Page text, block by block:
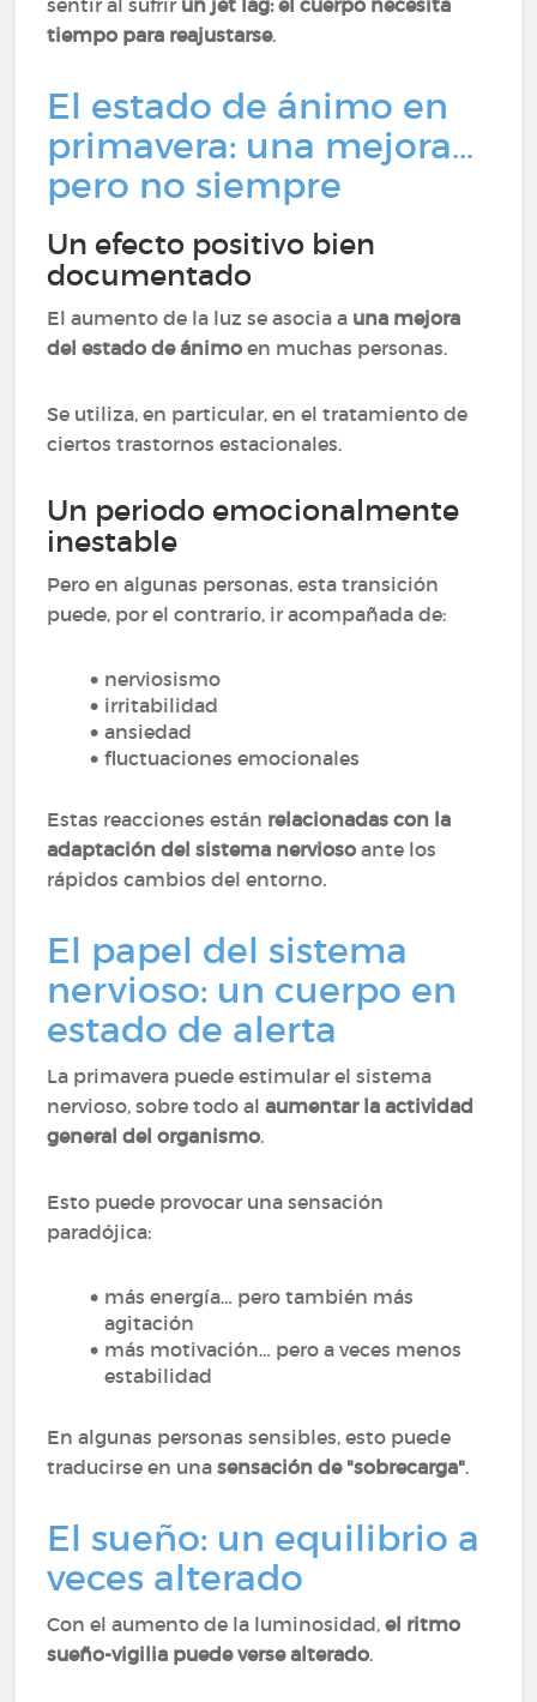
sentir al sufrir un jet lag: el cuerpo necesita
tiempo para reajustarse.
El estado de ánimo en
primavera: una mejora…
pero no siempre
Un efecto positivo bien
documentado
El aumento de la luz se asocia a una mejora
del estado de ánimo en muchas personas.
Se utiliza, en particular, en el tratamiento de
ciertos trastornos estacionales.
Un periodo emocionalmente
inestable
Pero en algunas personas, esta transición
puede, por el contrario, ir acompañada de:
nerviosismo
irritabilidad
ansiedad
fluctuaciones emocionales
Estas reacciones están relacionadas con la
adaptación del sistema nervioso ante los
rápidos cambios del entorno.
El papel del sistema
nervioso: un cuerpo en
estado de alerta
La primavera puede estimular el sistema
nervioso, sobre todo alaumentar la actividad
general del organismo.
Esto puede provocar una sensación
paradójica:
más energía… pero también más
agitación
más motivación… pero a veces menos
estabilidad
En algunas personas sensibles, esto puede
traducirse en unasensación de "sobrecarga".
El sueño: un equilibrio a
veces alterado
Con el aumento de la luminosidad,el ritmo
sueño-vigilia puede verse alterado.